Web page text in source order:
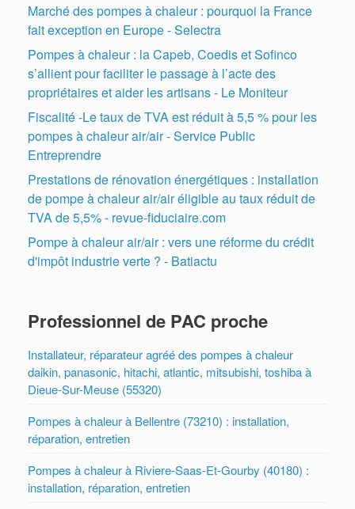
Marché des pompes à chaleur : pourquoi la France
fait exception en Europe - Selectra
Pompes à chaleur : la Capeb, Coedis et Sofinco
s’allient pour faciliter le passage à l’acte des
propriétaires et aider les artisans - Le Moniteur
Fiscalité -Le taux de TVA est réduit à 5,5 % pour les
pompes à chaleur air/air - Service Public
Entreprendre
Prestations de rénovation énergétiques : installation
de pompe à chaleur air/air éligible au taux réduit de
TVA de 5,5% - revue-fiduciaire.com
Pompe à chaleur air/air : vers une réforme du crédit
d'impôt industrie verte ? - Batiactu
Professionnel de PAC proche
Installateur, réparateur agréé des pompes à chaleur
daikin, panasonic, hitachi, atlantic, mitsubishi, toshiba à
Dieue-Sur-Meuse (55320)
Pompes à chaleur à Bellentre (73210) : installation,
réparation, entretien
Pompes à chaleur à Riviere-Saas-Et-Gourby (40180) :
installation, réparation, entretien